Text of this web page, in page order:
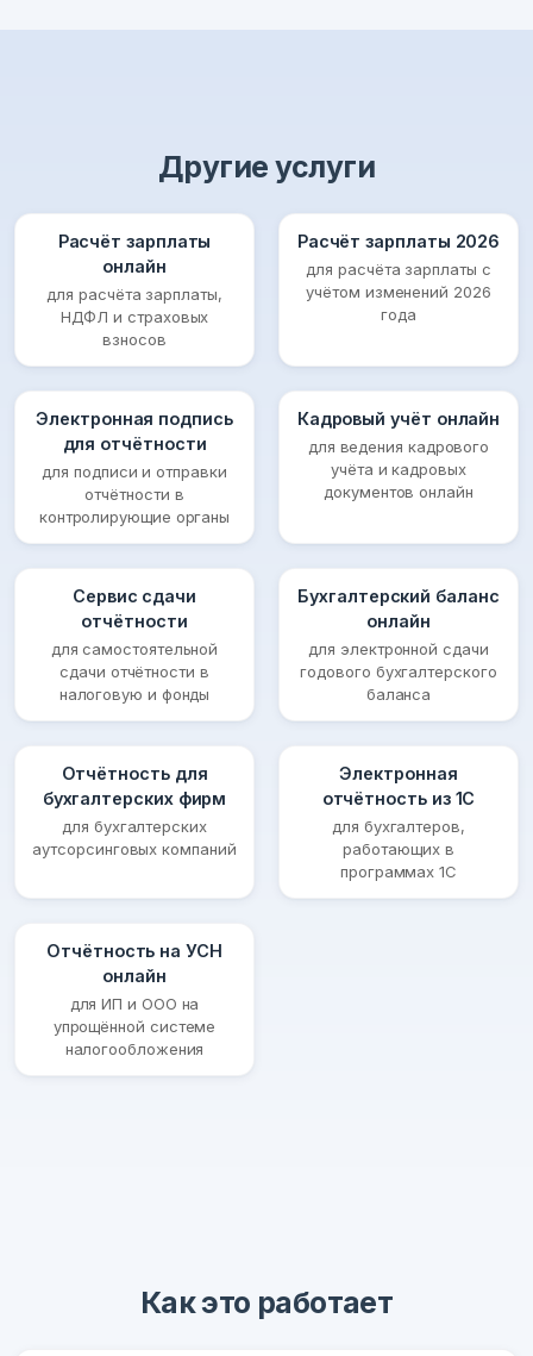
Другие услуги
Расчёт зарплаты
онлайн
для расчёта зарплаты,
НДФЛ и страховых
взносов
Расчёт зарплаты 2026
для расчёта зарплаты с
учётом изменений 2026
года
Электронная подпись
для отчётности
для подписи и отправки
отчётности в
контролирующие органы
Кадровый учёт онлайн
для ведения кадрового
учёта и кадровых
документов онлайн
Сервис сдачи
отчётности
для самостоятельной
сдачи отчётности в
налоговую и фонды
Бухгалтерский баланс
онлайн
для электронной сдачи
годового бухгалтерского
баланса
Отчётность для
бухгалтерских фирм
для бухгалтерских
аутсорсинговых компаний
Электронная
отчётность из 1С
для бухгалтеров,
работающих в
программах 1С
Отчётность на УСН
онлайн
для ИП и ООО на
упрощённой системе
налогообложения
Как это работает